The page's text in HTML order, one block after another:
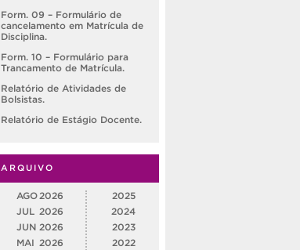
Form. 09 – Formulário de
cancelamento em Matrícula de
Disciplina.
Form. 10 – Formulário para
Trancamento de Matrícula.
Relatório de Atividades de
Bolsistas.
Relatório de Estágio Docente.
ARQUIVO
AGO 2026
JUL 2026
JUN 2026
MAI
2026
2025
2024
2023
2022